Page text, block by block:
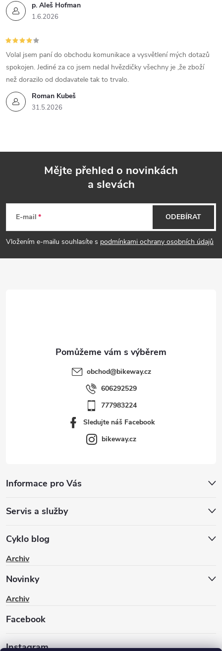
p. Aleš Hofman
1.6.2026
Roman Kubeš
31.5.2026
Volal jsem paní do obchodu komunikace a vysvětlení mých dotazů
spokojen. Jediné za co jsem nedal hvězdičky všechny je ,že zboží
než dorazilo od dodavatele tak to trvalo.
p
Mějte přehled o novinkách
a slevách
E-mail
Vložením e-mailu souhlasíte s podmínkami ochrany osobních údajů
ODEBÍRAT
obchod@bikeway.cz
606292529
777983224
Sledujte náš Facebook
bikeway.cz
Informace pro Vás
Servis a služby
Cyklo blog
Archiv
Novinky
Archiv
Facebook
Instagram